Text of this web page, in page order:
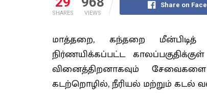
SHARES VIEWS
Share on
மாத்தறை, கந்தறை மீன்பிடித்
நிர்ணயிக்கப்பட்ட
வினைத்திறனாகவும்
கடற்றொழில், நீரியல் மற்றும் கடல்